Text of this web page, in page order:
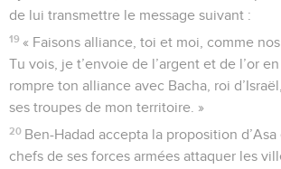
de lui transmettre le message suivant :
19 « Faisons alliance, toi et moi, comme
Tu vois, je t’envoie de l’argent et de l’or
rompre ton alliance avec Bacha, roi
ses troupes de mon territoire. »
20 Ben-Hadad accepta la proposition
chefs de ses forces armées attaquer les